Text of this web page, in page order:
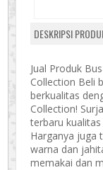
DESKRIPSI
Jual Produk
Collection Beli
berkualitas
Collection!
terbaru
Harganya juga
warna dan
memakai dan